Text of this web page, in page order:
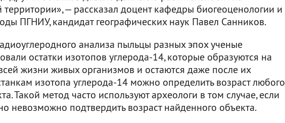
— рассказал доцент кафедры биогеоценологии и
ПГНИУ, кандидат географических наук Павел Санников.
анализа пыльцы разных эпох ученые
остатки изотопов углерода-14, которые образуются на
жизни живых организмов и остаются даже после их
изотопа углерода-14 можно определить возраст любого
Такой метод часто используют археологи в том случае, если
невозможно подтвердить возраст найденного объекта.